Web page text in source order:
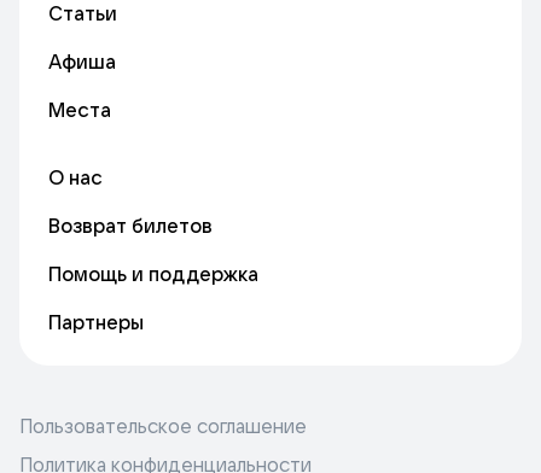
Статьи
Афиша
Места
О нас
Возврат билетов
Помощь и поддержка
Партнеры
Пользовательское соглашение
Политика конфиденциальности